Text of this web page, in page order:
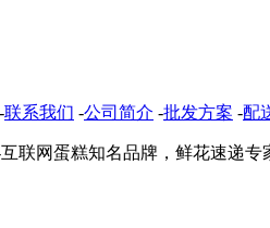
-联系我们 -公司简介 -批发方案 -配
联网蛋糕知名品牌，鲜花速递